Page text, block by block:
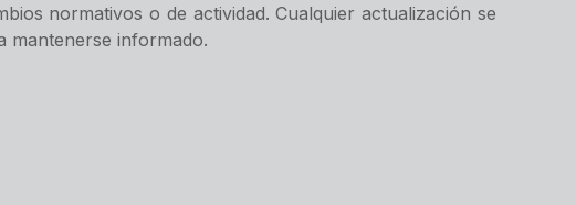
normativos o de actividad. Cualquier actualización se
mantenerse informado.